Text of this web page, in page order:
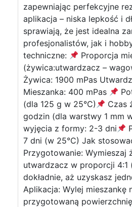
zapewniając perfekcyjne
aplikacja – niska lepkość i
sprawiają, że jest idealna
profesjonalistów, jak i
techniczne:
Proporcja
(żywica:utwardzacz –
Żywica: 1900 mPas
Mieszanka: 400 mPas
(dla 125 g w 25°C)
Czas
godzin (dla warstwy 1 mm
wyjęcia z formy: 2-3 dni
7 dni (w 25°C) Jak
Przygotowanie: Wymieszaj
utwardzacz w proporcji 4:1
dokładnie, aż uzyskasz
Aplikacja: Wylej mieszankę
przygotowaną